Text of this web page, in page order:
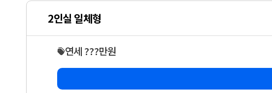
2인실 일체형
연세 ???만원